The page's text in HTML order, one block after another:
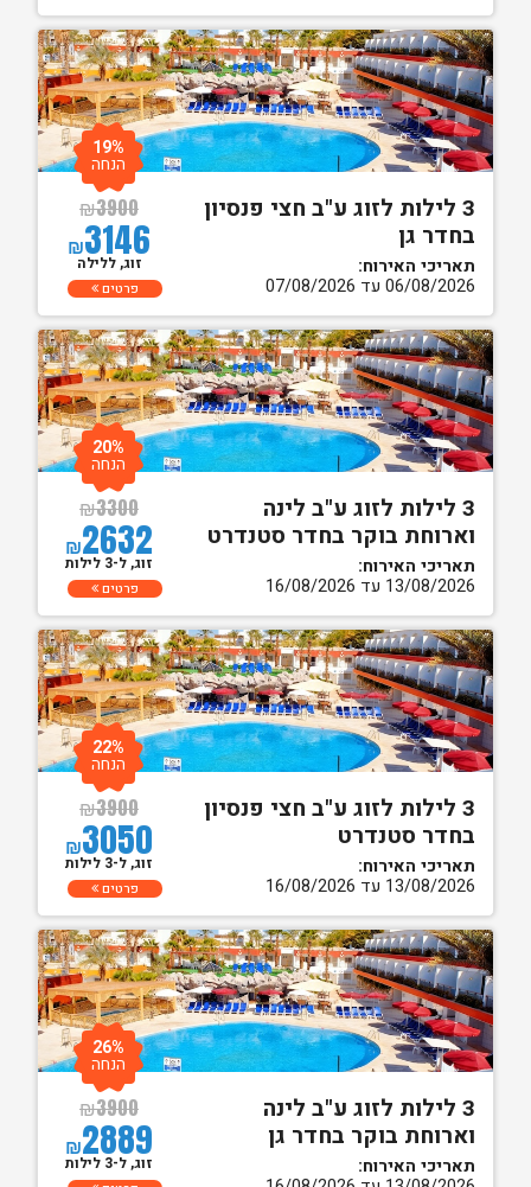
3 לילות לזוג ע"ב חצי פנסיון
בחדר גן
תאריכי האירוח:
06/08/2026 עד 07/08/2026
₪3900
₪3146
19%
הנחה
זוג, ללילה
פרטים
3 לילות לזוג ע"ב לינה
וארוחת בוקר בחדר סטנדרט
תאריכי האירוח:
13/08/2026 עד 16/08/2026
₪3300
₪2632
20%
הנחה
זוג, ל-3 לילות
פרטים
3 לילות לזוג ע"ב חצי פנסיון
בחדר סטנדרט
תאריכי האירוח:
13/08/2026 עד 16/08/2026
₪3900
₪3050
22%
הנחה
זוג, ל-3 לילות
פרטים
3 לילות לזוג ע"ב לינה
וארוחת בוקר בחדר גן
תאריכי האירוח:
₪3900
₪2889
26%
הנחה
זוג, ל-3 לילות